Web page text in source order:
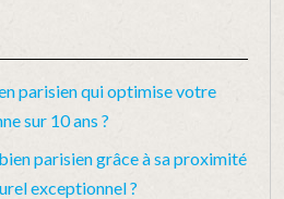
parisien qui optimise votre
sur 10 ans ?
parisien grâce à sa proximité
exceptionnel ?